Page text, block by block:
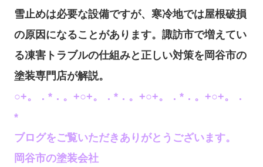
雪止めは必要な設備ですが、寒冷地では屋根破損
の原因になることがあります。諏訪市で増えてい
る凍害トラブルの仕組みと正しい対策を岡谷市の
塗装専門店が解説。
○+。．*．。+○+。．*．。+○+。．*．。+○+。．
*
ブログをご覧いただきありがとうございます。
岡谷市の塗装会社